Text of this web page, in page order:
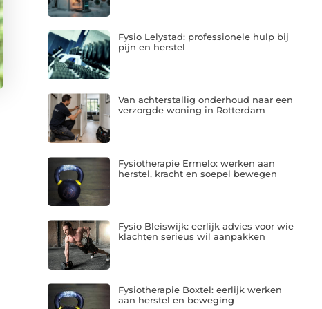
Fysio Lelystad: professionele hulp bij
pijn en herstel
Van achterstallig onderhoud naar een
verzorgde woning in Rotterdam
Fysiotherapie Ermelo: werken aan
herstel, kracht en soepel bewegen
Fysio Bleiswijk: eerlijk advies voor wie
klachten serieus wil aanpakken
Fysiotherapie Boxtel: eerlijk werken
aan herstel en beweging